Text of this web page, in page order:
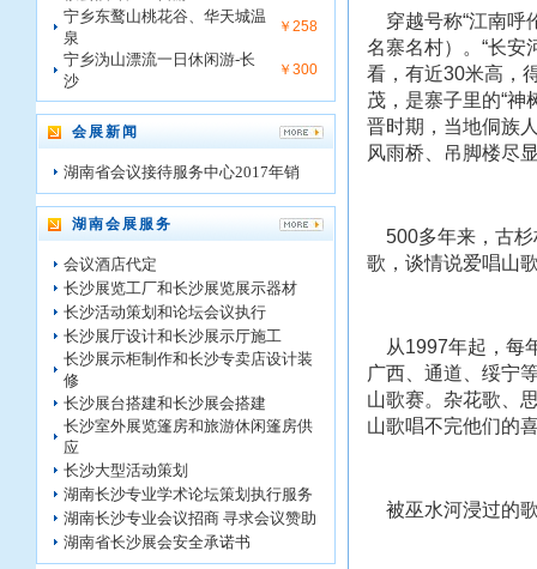
宁乡东鹜山桃花谷、华天城温
泉
￥258
宁乡沩山漂流一日休闲游-长
沙
￥300
会展新闻
湖南省会议接待服务中心2017年销
湖南会展服务
会议酒店代定
长沙展览工厂和长沙展览展示器材
长沙活动策划和论坛会议执行
长沙展厅设计和长沙展示厅施工
长沙展示柜制作和长沙专卖店设计装
修
长沙展台搭建和长沙展会搭建
长沙室外展览篷房和旅游休闲篷房供
应
长沙大型活动策划
湖南长沙专业学术论坛策划执行服务
湖南长沙专业会议招商 寻求会议赞助
湖南省长沙展会安全承诺书
穿越号称“江南呼
名寨名村）。“长安
看，有近30米高，
茂，是寨子里的“神
晋时期，当地侗族
风雨桥、吊脚楼尽
500多年来，古杉
歌，谈情说爱唱
从1997年起，每
广西、通道、绥宁
山歌赛。杂花歌、
山歌唱不完他们的
被巫水河浸过的